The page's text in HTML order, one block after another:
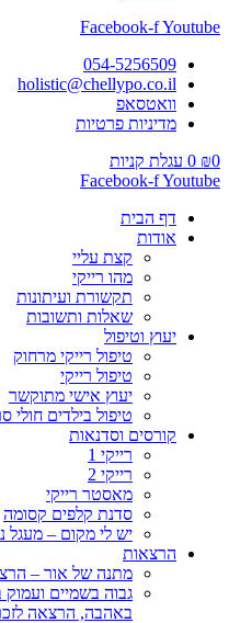
Facebook-fYoutube
054-5256509
holistic@chellypo.co.il
וואטסאפ
מדיניות פרטיות
₪0
0 עגלת קניות
Facebook-fYoutube
דף הבית
אודות
קצת עליי
מהו רייקי
תקשורת ועיתונות
שאלות ותשובות
יעוץ וטיפול
טיפול רייקי מרחוק
טיפול רייקי
יעוץ אישי מתוקשר
טיפול בילדים חולי
קורסים וסדנאות
רייקי 1
רייקי 2
מאסטר רייקי
סדנת קלפים קסומה
יש לי מקום –
הרצאות
מתנה של אור –
גבוה בשמיים
באהבה, הרצאה לזכר